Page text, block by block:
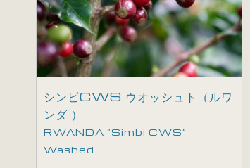
シンビCWS ウオッシュト（ルワ
ンダ ）
RWANDA ”Simbi CWS”
Washed